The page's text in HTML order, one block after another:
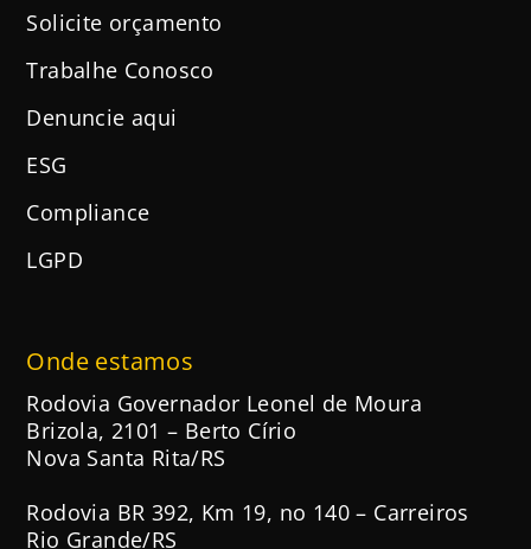
Solicite orçamento
Trabalhe Conosco
Denuncie aqui
ESG
Compliance
LGPD
Onde estamos
Rodovia Governador Leonel de Moura
Brizola, 2101 – Berto Círio
Nova Santa Rita/RS
Rodovia BR 392, Km 19, no 140 – Carreiros
Rio Grande/RS